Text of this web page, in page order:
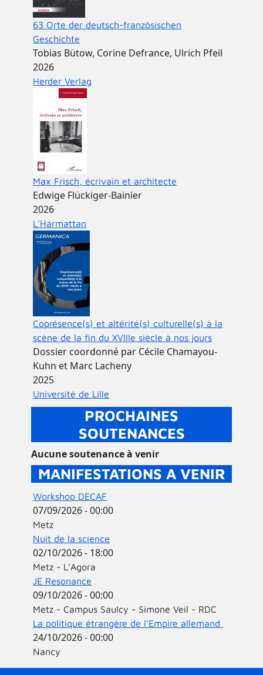
63 Orte der deutsch-französischen
Geschichte
Tobias Bütow, Corine Defrance, Ulrich Pfeil
2026
Herder Verlag
Max Frisch, écrivain et architecte
Edwige Flückiger-Bainier
2026
L'Harmattan
Coprésence(s) et altérité(s) culturelle(s) à la
scène de la fin du XVIIIe siècle à nos jours
Dossier coordonné par Cécile Chamayou-
Kuhn et Marc Lacheny
2025
Université de Lille
PROCHAINES
SOUTENANCES
Aucune soutenance à venir
MANIFESTATIONS A VENIR
Workshop DECAF
07/09/2026 - 00:00
Metz
Nuit de la science
02/10/2026 - 18:00
Metz - L'Agora
JE Resonance
09/10/2026 - 00:00
Metz - Campus Saulcy - Simone Veil - RDC
La politique étrangère de l'Empire allemand
24/10/2026 - 00:00
Nancy